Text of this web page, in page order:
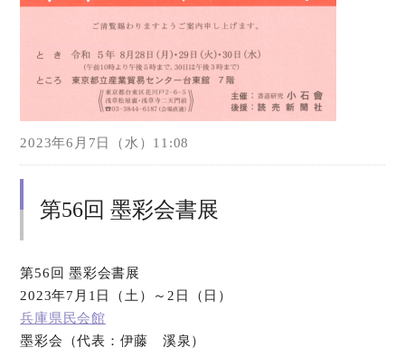
2023年6月7日（水）11:08
第56回 墨彩会書展
第56回 墨彩会書展
2023年7月1日（土）～2日（日）
兵庫県民会館
墨彩会（代表：伊藤 溪泉）